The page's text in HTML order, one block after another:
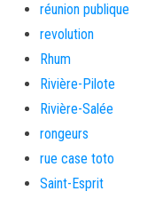
réunion publique
revolution
Rhum
Rivière-Pilote
Rivière-Salée
rongeurs
rue case toto
Saint-Esprit